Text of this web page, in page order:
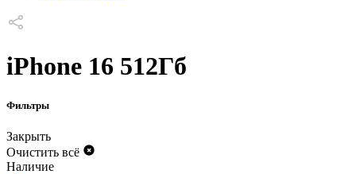
iPhone 16 512Гб
Фильтры
Закрыть
Очистить всё
Наличие